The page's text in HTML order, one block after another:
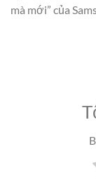
mà mới” của